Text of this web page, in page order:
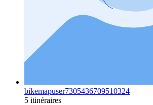
bikemapuser7305436709510324
5 itinéraires